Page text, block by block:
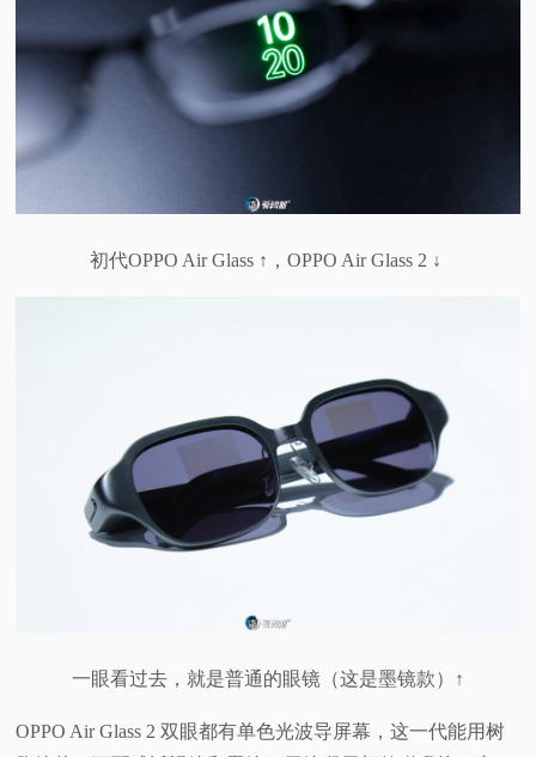
初代OPPO Air Glass ↑，OPPO Air Glass 2 ↓
一眼看过去，就是普通的眼镜（这是墨镜款）↑
OPPO Air Glass 2 双眼都有单色光波导屏幕，这一代能用树